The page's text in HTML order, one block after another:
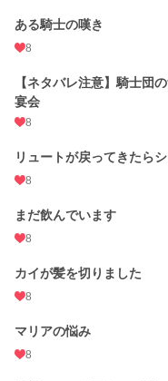
週間ポイント 7 pt (78,785 位)
年間ポイント
累計ポイント
ある騎士の嘆き
8
【ネタバレ注意】騎士団
宴会
8
リュートが戻ってきたら
8
まだ飲んでいます
8
カイが髪を切りました
8
マリアの悩み
8